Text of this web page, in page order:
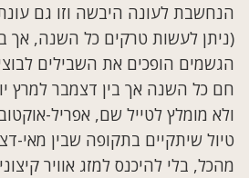
הנחשבת לעונה היבשה וזו גם
(ניתן לעשות טרקים כל השנה, אך
הגשמים הופכים את השבילים
חם כל השנה אך בין דצמבר למרץ
ולא מומלץ לטייל שם, אפריל-
טיול שיתקיים בתקופה שבין מאי-
מהכל, בלי להיכנס למזג אוויר